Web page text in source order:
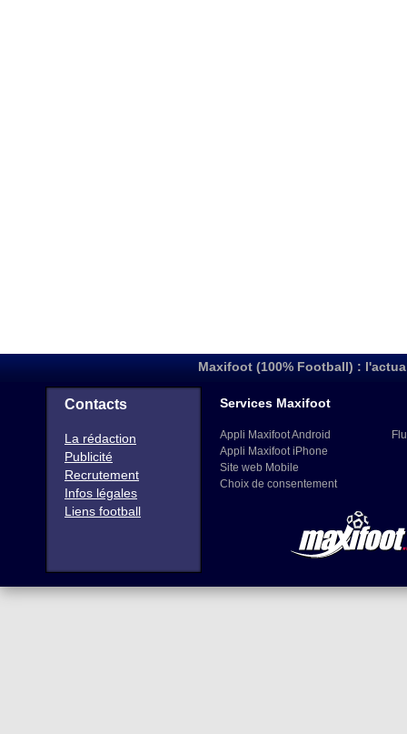
Maxifoot (100% Football) :
Contacts
La rédaction
Publicité
Recrutement
Infos légales
Liens football
Services Maxifoot
Appli Maxifoot Android
Appli Maxifoot iPhone
Site web Mobile
Choix de consentement